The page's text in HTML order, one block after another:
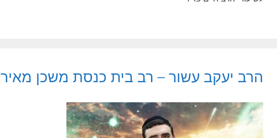
הרב יעקב עשור – רב בית כנסת משכן מאיר